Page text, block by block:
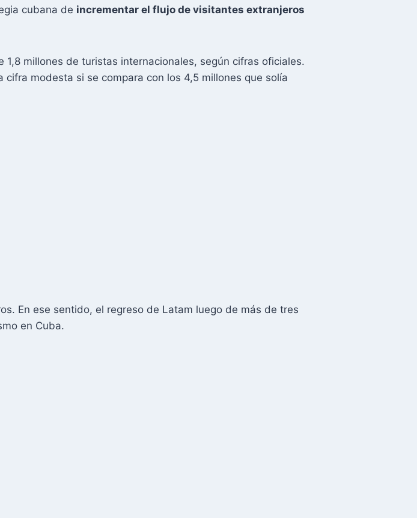
cubana de incrementar el flujo de visitantes extranjeros
millones de turistas internacionales, según cifras oficiales.
modesta si se compara con los 4,5 millones que solía
En ese sentido, el regreso de Latam luego de más de tres
en Cuba.